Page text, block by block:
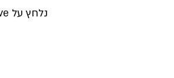
נלחץ על Apply/Save